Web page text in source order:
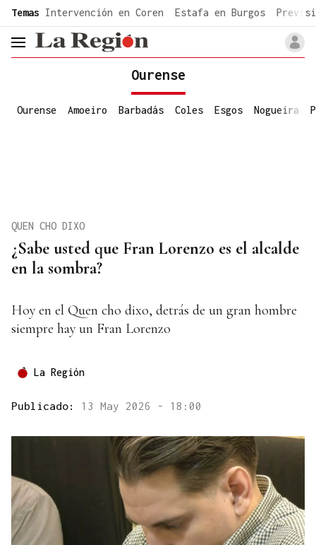
common.go-to-content
Temas Intervención en Coren Estafa en Burgos
header.menu.open
Ourense
Ourense Amoeiro Barbadás Coles Esgos Nogueira
¿Sabe usted que Fran Lorenzo es el alcalde
en la sombra?
QUEN CHO DIXO
Hoy en el Quen cho dixo, detrás de un gran hombre
siempre hay un Fran Lorenzo
La Región
Publicado: 13 May 2026 - 18:00